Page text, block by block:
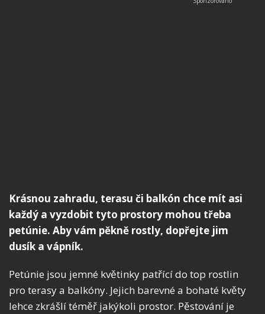
Krásnou zahradu, terasu či balkón chce mít asi
každý a vyzdobit tyto prostory mohou třeba
petúnie. Aby vám pěkně rostly, dopřejte jim
dusík a vápník.
Petúnie jsou jemné květinky patřící do top rostlin
pro terasy a balkóny. Jejich barevné a bohaté květy
lehce zkrášlí téměř jakýkoli prostor. Pěstování je